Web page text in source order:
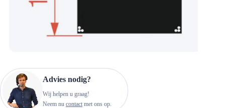
Advies nodig?
Wij helpen u graag!
Neem nu contact met ons op.